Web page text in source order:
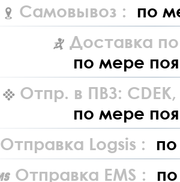
Самовывоз : по
Доставка
по мере
Отпр. в ПВЗ: CDEK,
по мере
Отправка Logsis :
Отправка EMS :